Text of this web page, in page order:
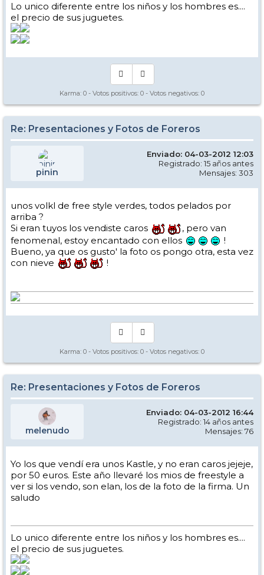
Lo unico diferente entre los niños y los hombres es....
el precio de sus juguetes.
Karma: 0 - Votos positivos: 0 - Votos negativos: 0
Re: Presentaciones y Fotos de Foreros
pinin
Enviado: 04-03-2012 12:03
Registrado: 15 años antes
Mensajes: 303
unos volkl de free style verdes, todos pelados por
arriba ?
Si eran tuyos los vendiste caros
, pero van
fenomenal, estoy encantado con ellos
!
Bueno, ya que os gusto' la foto os pongo otra, esta vez
con nieve
!
Karma: 0 - Votos positivos: 0 - Votos negativos: 0
Re: Presentaciones y Fotos de Foreros
melenudo
Enviado: 04-03-2012 16:44
Registrado: 14 años antes
Mensajes: 76
Yo los que vendí era unos Kastle, y no eran caros jejeje,
por 50 euros. Este año llevaré los mios de freestyle a
ver si los vendo, son elan, los de la foto de la firma. Un
saludo
Lo unico diferente entre los niños y los hombres es....
el precio de sus juguetes.